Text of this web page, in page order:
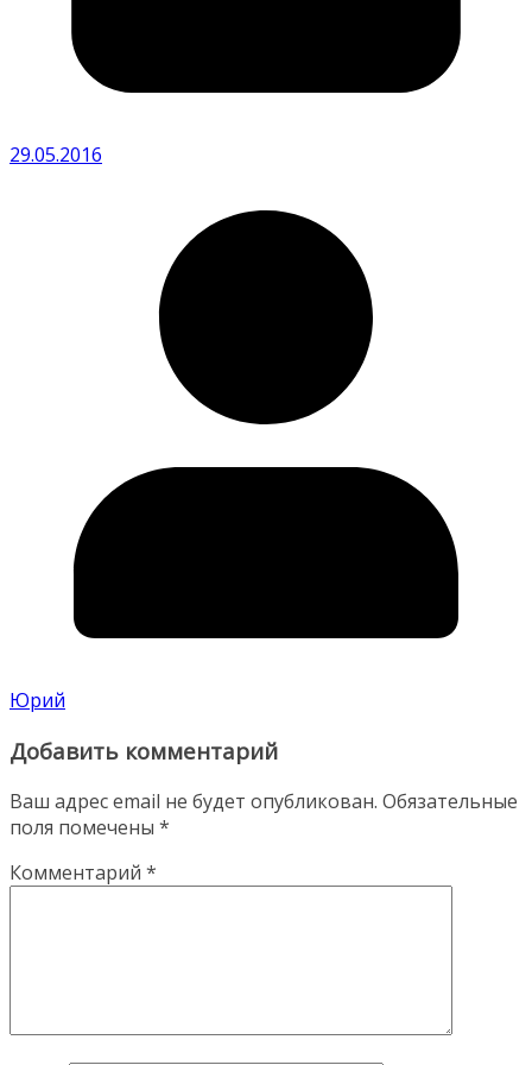
29.05.2016
Юрий
Добавить комментарий
Ваш адрес email не будет опубликован. Обязательные
поля помечены *
Комментарий *